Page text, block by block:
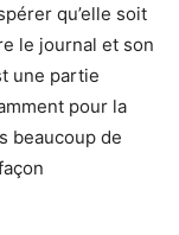
qu’elle soit
le journal et son
une partie
pour la
beaucoup de